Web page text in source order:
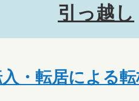
引っ越し
・転居による